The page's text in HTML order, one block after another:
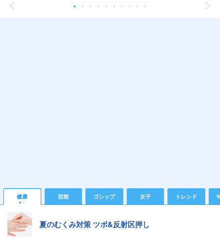
健康 芸能 ゴシップ 女子 トレンド
夏のむくみ対策 ツボ&反射区押し